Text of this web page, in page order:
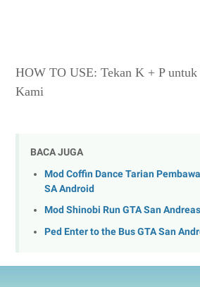
HOW TO USE: Tekan K + P untuk
Kami
BACA JUGA
Mod Coffin Dance Tarian
SA Android
Mod Shinobi Run GTA San Andreas
Ped Enter to the Bus GTA San